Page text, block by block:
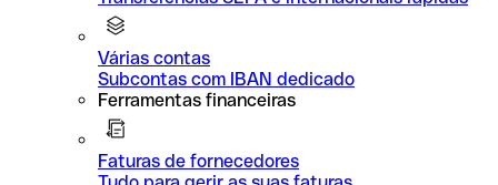
Várias contas
Subcontas com IBAN dedicado
Ferramentas financeiras
Faturas de fornecedores